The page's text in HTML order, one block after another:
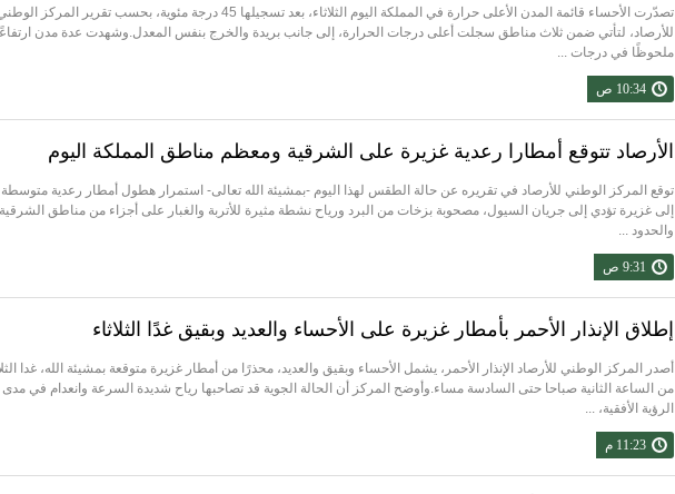
تصدّرت الأحساء قائمة المدن الأعلى حرارة في المملكة اليوم الثلاثاء، بعد تسجيلها 45 درجة مئوية، بحسب تقرير المركز
للأرصاد، لتأتي ضمن ثلاث مناطق سجلت أعلى درجات الحرارة، إلى جانب بريدة والخرج بنفس المعدل.وشهدت عدة مدن
ملحوظًا في درجات ...
10:34 ص
الأرصاد تتوقع أمطارا رعدية غزيرة على الشرقية ومعظم مناطق المملكة اليوم
توقع المركز الوطني للأرصاد في تقريره عن حالة الطقس لهذا اليوم -بمشيئة الله تعالى- استمرار هطول أمطار رعدية متوسطة
إلى غزيرة تؤدي إلى جريان السيول، مصحوبة بزخات من البرد ورياح نشطة مثيرة للأتربة والغبار على أجزاء من مناطق
والحدود ...
9:31 ص
إطلاق الإنذار الأحمر بأمطار غزيرة على الأحساء والعديد وبقيق غدًا الثلاثاء
أصدر المركز الوطني للأرصاد الإنذار الأحمر، يشمل الأحساء وبقيق والعديد، محذرًا من أمطار غزيرة متوقعة بمشيئة الله، غدا
من الساعة الثانية صباحا حتى السادسة مساء.وأوضح المركز أن الحالة الجوية قد تصاحبها رياح شديدة السرعة وانعدام في مدى
الرؤية الأفقية، ...
11:23 م